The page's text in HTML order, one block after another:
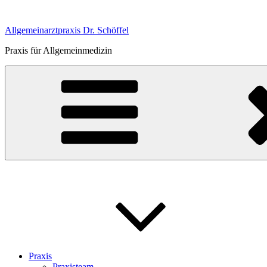
springen
Allgemeinarztpraxis Dr. Schöffel
Praxis für Allgemeinmedizin
Praxis